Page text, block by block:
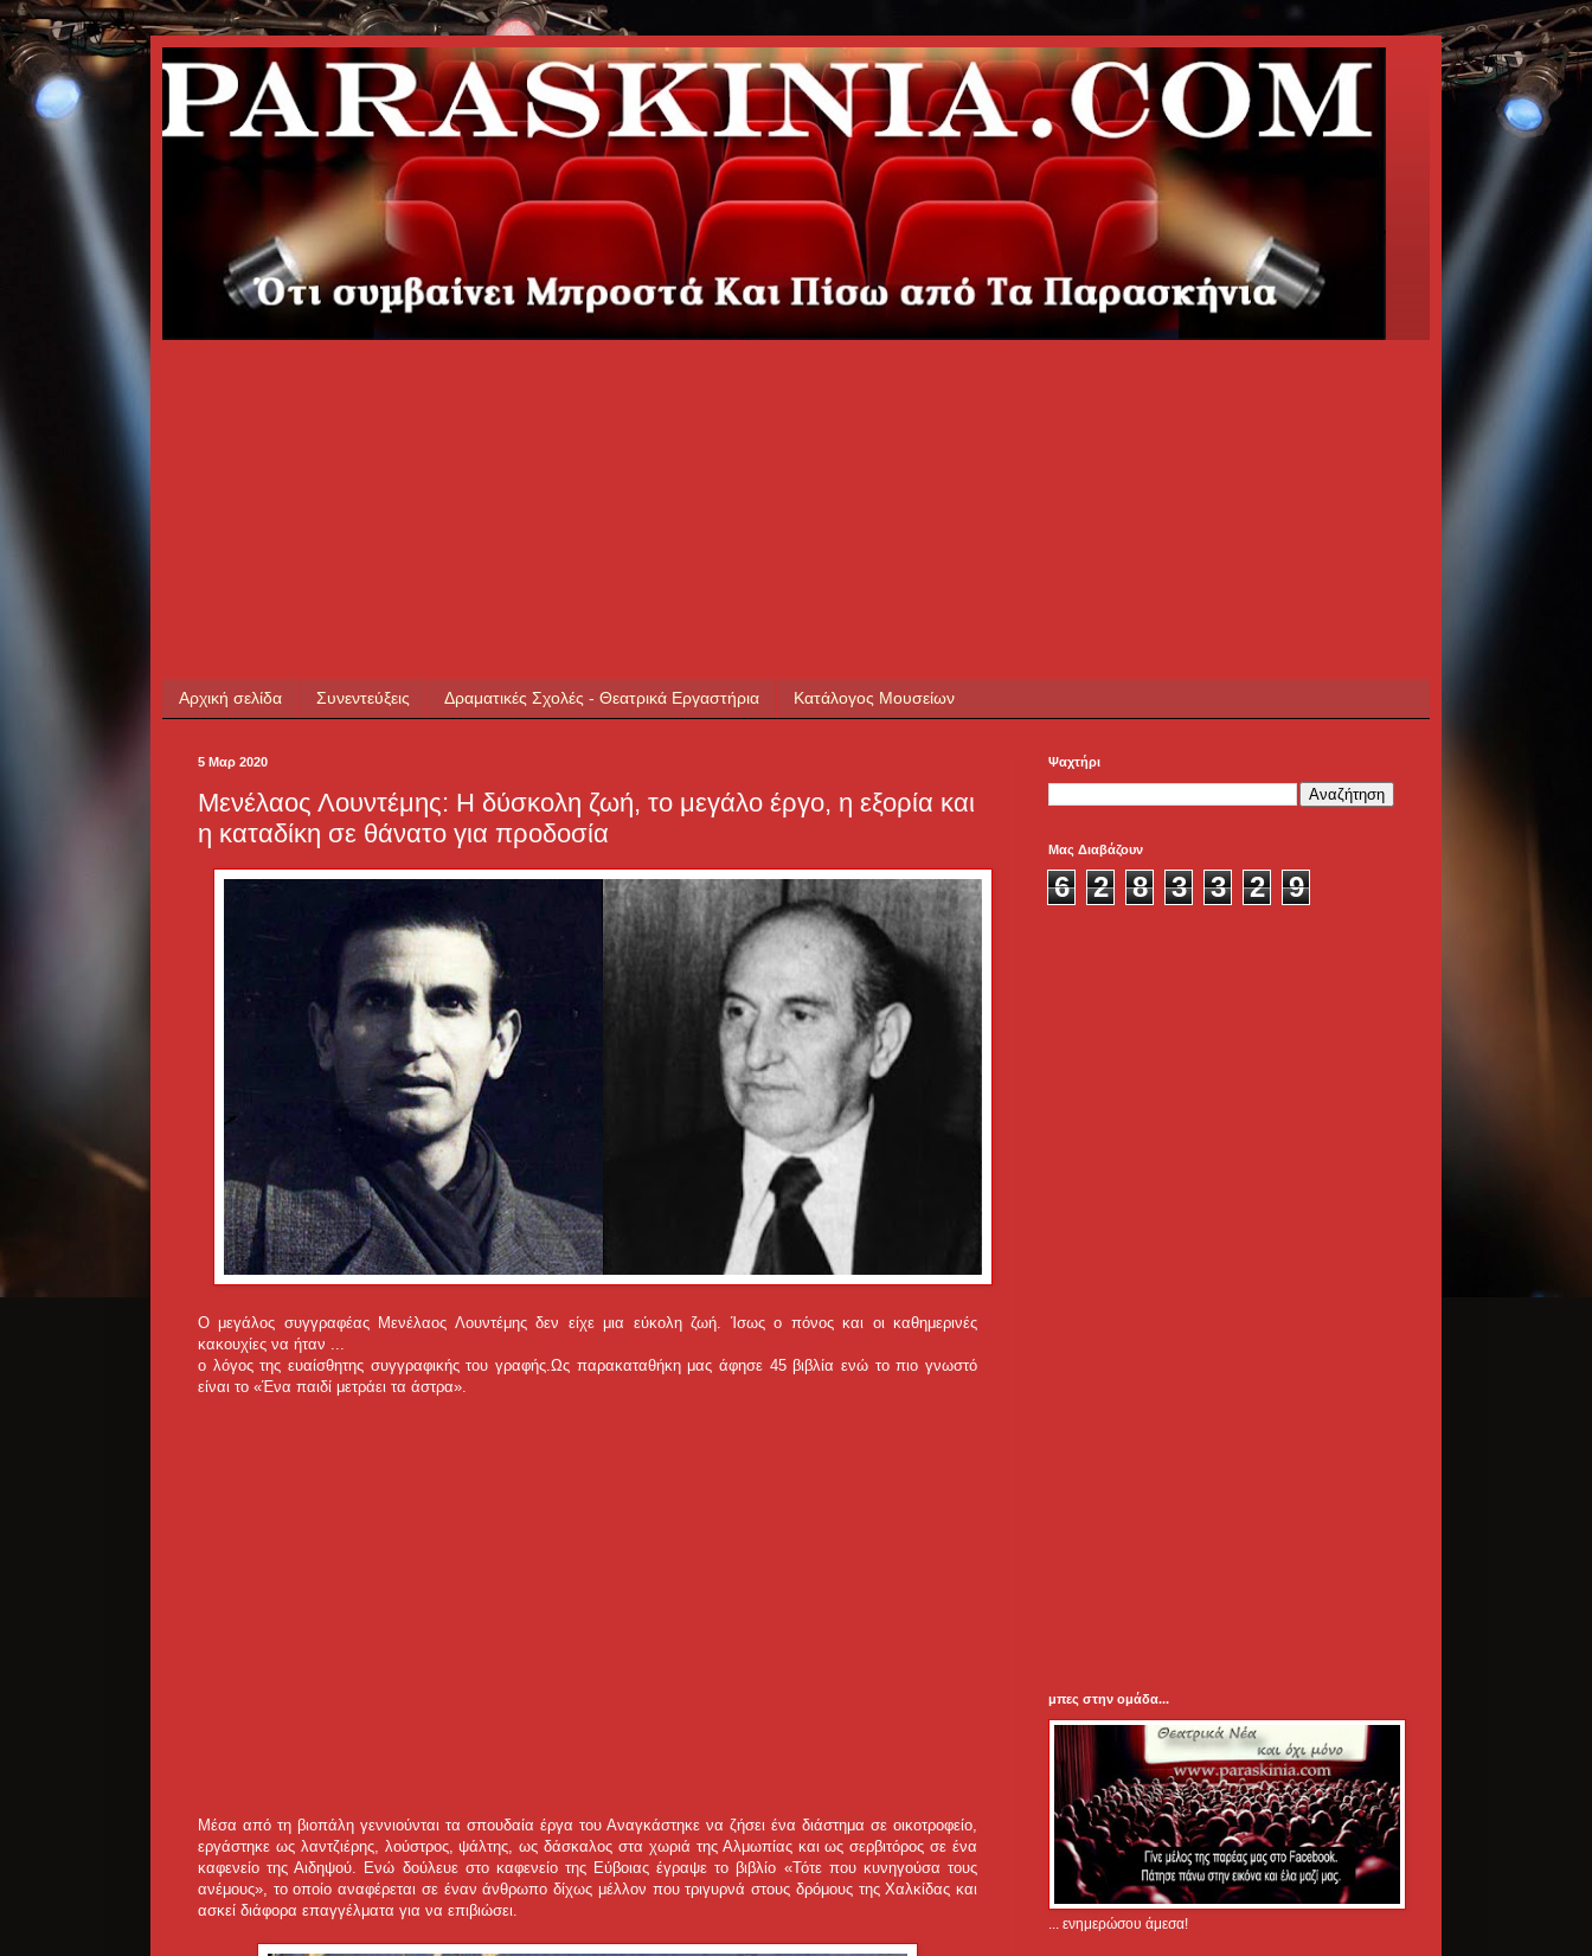
Αρχική σελίδα Συνεντεύξεις Δραματικές Σχολές - Θεατρικά Εργαστήρια Κατάλογος Μουσείων
5 Μαρ 2020
Μενέλαος Λουντέμης: Η δύσκολη ζωή, το μεγάλο έργο, η εξορία και
η καταδίκη σε θάνατο για προδοσία
Ο μεγάλος συγγραφέας Μενέλαος Λουντέμης δεν είχε μια εύκολη ζωή. Ίσως ο πόνος και οι καθημερινές
κακουχίες να ήταν ...
ο λόγος της ευαίσθητης συγγραφικής του γραφής.Ως παρακαταθήκη μας άφησε 45 βιβλία ενώ το πιο γνωστό
είναι το «Ένα παιδί μετράει τα άστρα».
Μέσα από τη βιοπάλη γεννιούνται τα σπουδαία έργα του Αναγκάστηκε να ζήσει ένα διάστημα σε οικοτροφείο,
εργάστηκε ως λαντζιέρης, λούστρος, ψάλτης, ως δάσκαλος στα χωριά της Αλμωπίας και ως σερβιτόρος σε ένα
καφενείο της Αιδηψού. Ενώ δούλευε στο καφενείο της Εύβοιας έγραψε το βιβλίο «Τότε που κυνηγούσα τους
ανέμους», το οποίο αναφέρεται σε έναν άνθρωπο δίχως μέλλον που τριγυρνά στους δρόμους της Χαλκίδας και
ασκεί διάφορα επαγγέλματα για να επιβιώσει.
Ψαχτήρι
Μας Διαβάζουν
6 2 8 3 3 2 9
μπες στην ομάδα...
... ενημερώσου άμεσα!